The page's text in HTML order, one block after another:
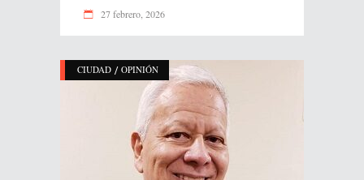
27 febrero, 2026
CIUDAD / OPINIÓN